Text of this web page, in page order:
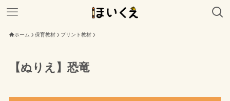
ホーム 保育教材 プリント教材
【ぬりえ】恐竜